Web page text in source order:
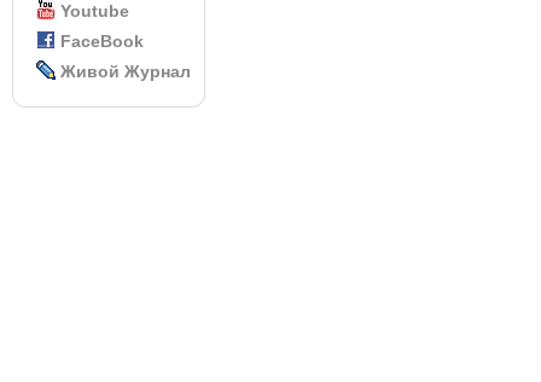
Youtube
FaceBook
Живой Журнал